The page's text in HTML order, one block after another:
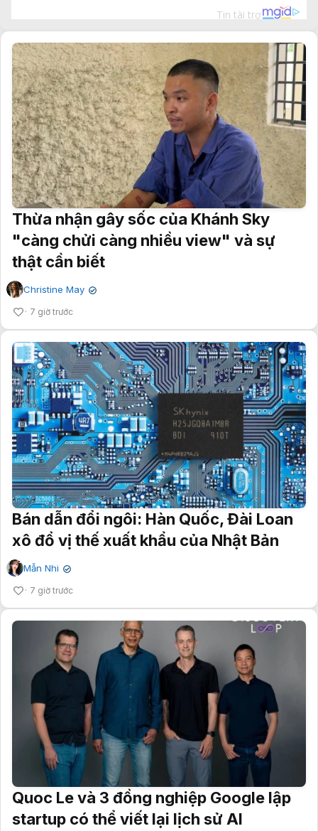
Thừa nhận gây sốc của Khánh Sky
"càng chửi càng nhiều view" và sự
thật cần biết
Christine May ✔
7 giờ trước
Bán dẫn đổi ngôi: Hàn Quốc, Đài Loan
xô đổ vị thế xuất khẩu của Nhật Bản
Mẫn Nhi ✔
7 giờ trước
Quoc Le và 3 đồng nghiệp Google lập
startup có thể viết lại lịch sử AI